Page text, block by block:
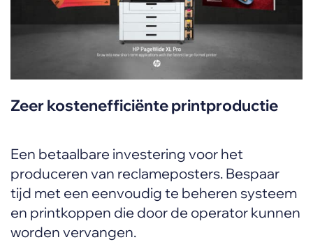
Zeer kostenefficiënte printproductie
Een betaalbare investering voor het
produceren van reclameposters. Bespaar
tijd met een eenvoudig te beheren systeem
en printkoppen die door de operator kunnen
worden vervangen.